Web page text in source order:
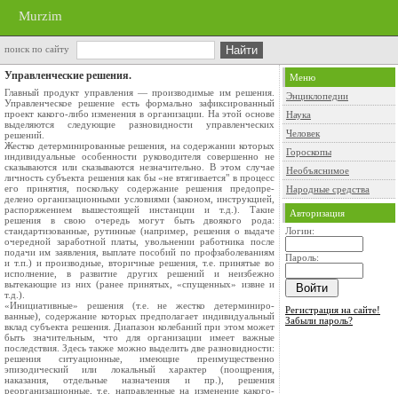
Murzim
поиск по сайту
Управленческие решения.
Главный продукт управления — произ­водимые им решения.
Управленческое решение есть формально зафиксированный
проект какого-либо изменения в организации. На этой основе
выделяются следующие разновидности управлен­ческих
решений.
Жестко детерминированные решения, на содержа­нии которых
индивидуальные особенности руководителя совер­шенно не
сказываются или сказываются незначительно. В этом случае
личность субъекта решения как бы «не втягивается" в процесс
его принятия, поскольку содержание решения предопре­
делено организационными условиями (законом, инструкцией,
распоряжением вышестоящей инстанции и т.д.). Такие
решения в свою очередь могут быть двоякого рода:
стандартизованные, ру­тинные (например, решения о выдаче
очередной заработной платы, увольнении работника после
подачи им заявления, выпла­те пособий по профзаболеваниям
и т.п.) и производные, вторич­ные решения, т.е. принятые во
исполнение, в развитие других решений и неизбежно
вытекающие из них (ранее принятых, «спущенных» извне и
т.д.).
«Инициативные» решения (т.е. не жестко детерминиро­
ванные), содержание которых предполагает индивидуальный
вклад субъекта решения. Диапазон колебаний при этом может
быть значительным, что для организации имеет важные
послед­ствия. Здесь также можно выделить две разновидности:
решения ситуационные, имеющие преимущественно
эпизодический или ло­кальный характер (поощрения,
наказания, отдельные назначения и пр.), решения
реорганизационные, т.е. направленные на изме­нение какого-
Меню
Энциклопедии
Наука
Человек
Гороскопы
Необъяснимое
Народные средства
Авторизация
Логин:
Пароль:
Регистрация на сайте!
Забыли пароль?